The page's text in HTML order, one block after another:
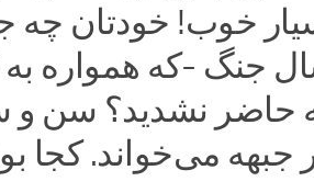
خوب! خودتان چه
جنگ -که همواره به
حاضر نشدید؟ سن و
جبهه می‌خواند. کجا